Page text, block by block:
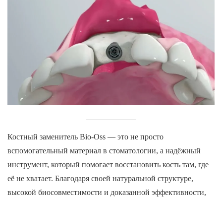
Костный заменитель Bio-Oss — это не просто
вспомогательный материал в стоматологии, а надёжный
инструмент, который помогает восстановить кость там, где
её не хватает. Благодаря своей натуральной структуре,
высокой биосовместимости и доказанной эффективности,